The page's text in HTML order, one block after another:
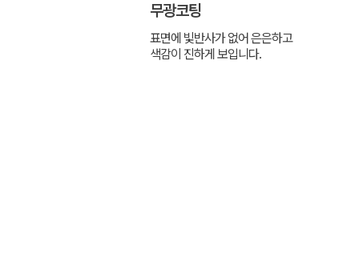
무광코팅
표면에 빛반사가 없어 은은하고
색감이 진하게 보입니다.